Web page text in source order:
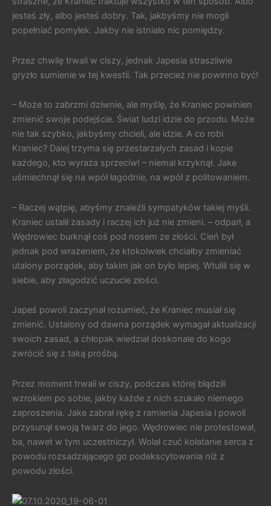
jesteś zły, albo jesteś dobry. Tak, jakbyśmy nie mogli
popełniać pomyłek. Jakby nie istniało nic pomiędzy.
Przez chwilę trwali w ciszy, jednak Japesia straszliwie
gryzło sumienie w tej kwestii. Tak przecież nie powinno być!
– Może to zabrzmi dziwnie, ale myślę, że Kraniec powinien
zmienić swoje podejście. Świat ludzi idzie do przodu. Może
nie tak szybko, jakbyśmy chcieli, ale idzie. A co robi
Kraniec? Dalej trzyma się przestarzałych zasad i kopie
każdego, kto wyraża sprzeciw! – niemal krzyknął. Jake
uśmiechnął się na wpół łagodnie, na wpół z politowaniem.
– Raczej wątpię, abyśmy znaleźli sympatyków takiej myśli.
Kraniec ustalił zasady i raczej ich już nie zmieni. – odparł, a
Wędrowiec burknął coś pod nosem ze złości. Cień był
jednak pod wrażeniem, że ktokolwiek chciałby zmieniać
utalony porządek, aby takim jak on było lepiej. Wtulili się w
siebie, aby złagodzić uczucie złości.
Japeś powoli zaczynał rozumieć, że Kraniec musiał się
zmienić. Ustalony od dawna porządek wymagał aktualizacji
swoich zasad, a chłopak wiedział doskonale do kogo
zwrócić się z taką prośbą.
Przez moment trwali w ciszy, podczas której błądzili
wzrokiem po sobie, jakby każde z nich szukało niemego
zaproszenia. Jake zabrał rękę z ramienia Japesia i powoli
przysunął swoją twarz do jego. Wędrowiec nie protestował,
ba, nawet w tym uczestniczył. Wolał czuć kołatanie serca z
powodu rozsadzającego go podekscytowania niż z
powodu złości.